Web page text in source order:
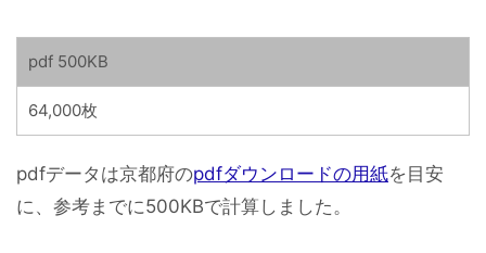
pdf 500KB
64,000枚
pdfデータは京都府のpdfダウンロードの用紙を目安
に、参考までに500KBで計算しました。